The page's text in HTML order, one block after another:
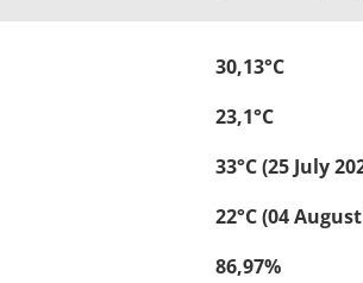
30,13°C
23,1°C
33°C (25 July
22°C (04
86,97%